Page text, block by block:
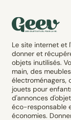
Le site internet et
donner et
objets inutilisés.
main, des
électroménagers,
jouets pour
d'annonces
éco-responsable
économies.